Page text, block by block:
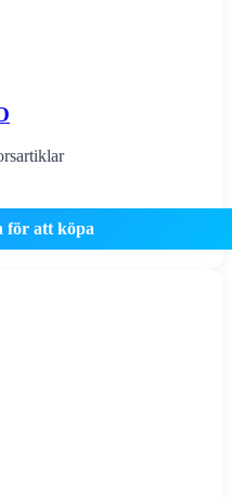
för att köpa